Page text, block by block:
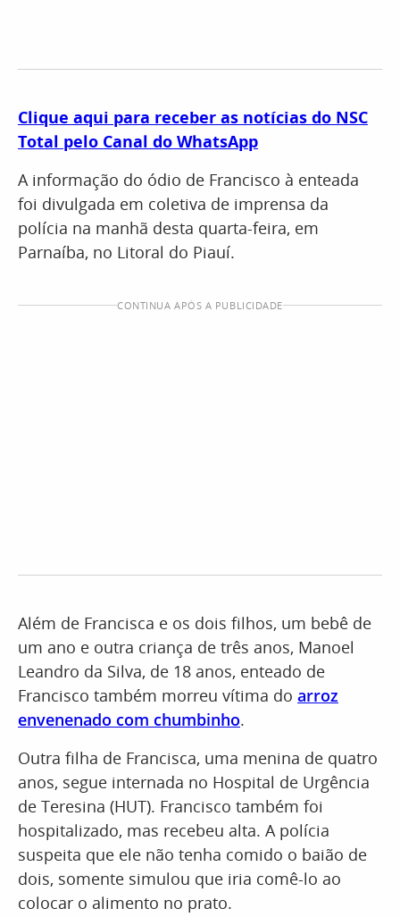
Clique aqui para receber as notícias do NSC
Total pelo Canal do WhatsApp
A informação do ódio de Francisco à enteada
foi divulgada em coletiva de imprensa da
polícia na manhã desta quarta-feira, em
Parnaíba, no Litoral do Piauí.
CONTINUA APÓS A PUBLICIDADE
Além de Francisca e os dois filhos, um bebê de
um ano e outra criança de três anos, Manoel
Leandro da Silva, de 18 anos, enteado de
Francisco também morreu vítima do arroz
envenenado com chumbinho.
Outra filha de Francisca, uma menina de quatro
anos, segue internada no Hospital de Urgência
de Teresina (HUT). Francisco também foi
hospitalizado, mas recebeu alta. A polícia
suspeita que ele não tenha comido o baião de
dois, somente simulou que iria comê-lo ao
colocar o alimento no prato.